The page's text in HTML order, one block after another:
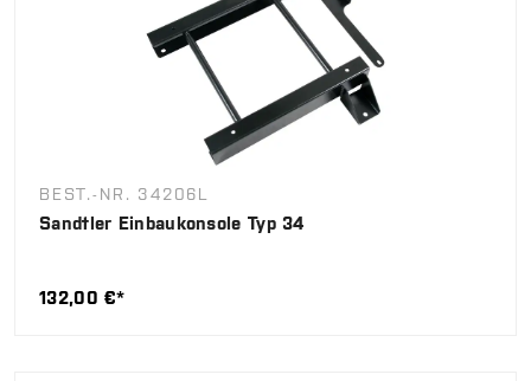
BEST.-NR. 34206L
Sandtler Einbaukonsole Typ 34
132,00 €*